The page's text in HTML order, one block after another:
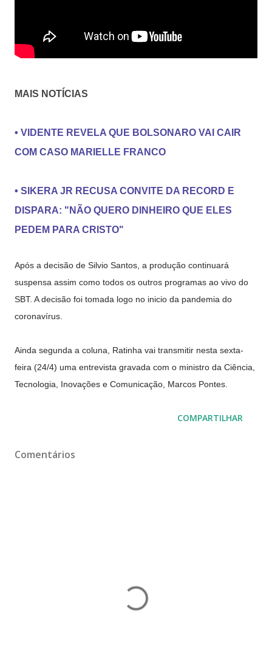
MAIS NOTÍCIAS
• VIDENTE REVELA QUE BOLSONARO VAI CAIR
COM CASO MARIELLE FRANCO
• SIKERA JR RECUSA CONVITE DA RECORD E
DISPARA: "NÃO QUERO DINHEIRO QUE ELES
PEDEM PARA CRISTO"
Após a decisão de Silvio Santos, a produção continuará
suspensa assim como todos os outros programas ao vivo do
SBT. A decisão foi tomada logo no inicio da pandemia do
coronavírus.
Ainda segunda a coluna, Ratinha vai transmitir nesta sexta-
feira (24/4) uma entrevista gravada com o ministro da Ciência,
Tecnologia, Inovações e Comunicação, Marcos Pontes.
COMPARTILHAR
Comentários